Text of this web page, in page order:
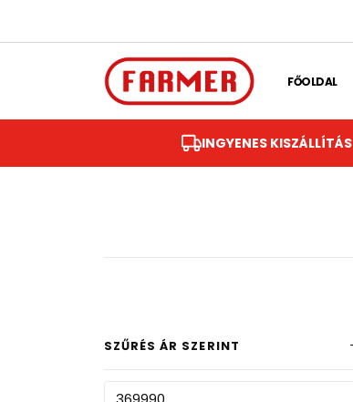
FŐOLDAL
INGYENES KISZÁLLÍTÁS
SZŰRÉS ÁR SZERINT